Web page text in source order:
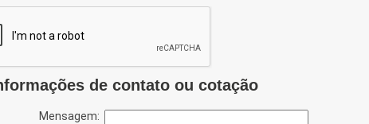
de contato ou cotação
Mensagem: